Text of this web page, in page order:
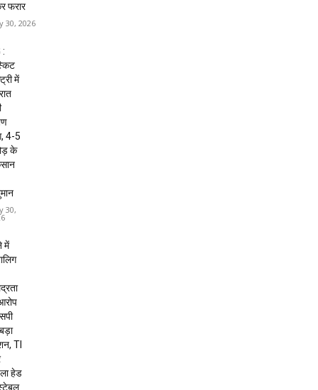
फरार
30, 2026
:
में
4-5
के
30,
में
TI
हेड